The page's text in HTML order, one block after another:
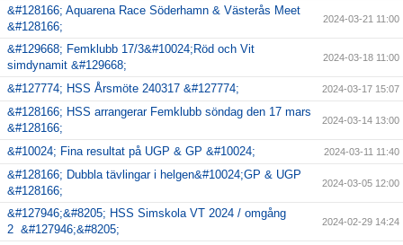
&#128166; Aquarena Race Söderhamn & Västerås Meet
&#128166;
2024-03-21 11:00
&#129668; Femklubb 17/3&#10024;Röd och Vit
simdynamit &#129668;
2024-03-18 11:00
&#127774; HSS Årsmöte 240317 &#127774; 2024-03-17 15:07
&#128166; HSS arrangerar Femklubb söndag den 17 mars
&#128166;
2024-03-14 13:00
&#10024; Fina resultat på UGP & GP &#10024; 2024-03-11 11:40
&#128166; Dubbla tävlingar i helgen&#10024;GP & UGP
&#128166;
2024-03-05 12:00
&#127946;&#8205; HSS Simskola VT 2024 / omgång
2 &#127946;&#8205;
2024-02-29 14:24